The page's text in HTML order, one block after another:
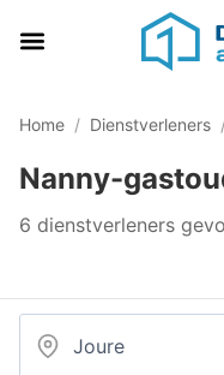
Home / Dienstverleners
Nanny-
6 dienstverleners